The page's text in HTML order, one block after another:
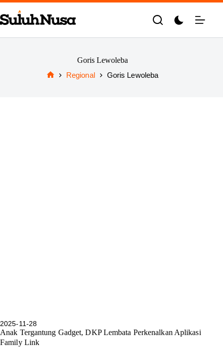
Skip
to
content
Goris Lewoleba
Regional Goris Lewoleba
2025-11-28
Anak Tergantung Gadget, DKP Lembata Perkenalkan Aplikasi
Family Link